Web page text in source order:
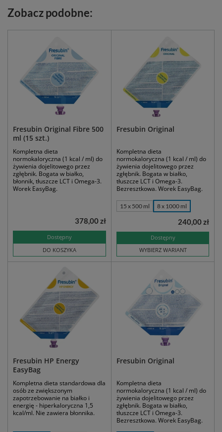
Zobacz podobne:
Fresubin Original Fibre 500
ml (15 szt.)
Kompletna dieta
normokaloryczna (1 kcal / ml) do
żywienia dojelitowego przez
zgłębnik. Bogata w białko,
błonnik, tłuszcze LCT i Omega-3.
Worek EasyBag.
Dostępny
DO KOSZYKA
378,00 zł
Fresubin Original
Kompletna dieta
normokaloryczna (1 kcal / ml) do
żywienia dojelitowego przez
zgłębnik. Bogata w białko,
tłuszcze LCT i Omega-3.
Bezresztkowa. Worek EasyBag.
15 x 500 ml 8 x 1000 ml
Dostępny
WYBIERZ WARIANT
240,00 zł
Fresubin HP Energy
EasyBag
Kompletna dieta standardowa dla
osób ze zwiększonym
zapotrzebowanie na białko i
energię - hiperkaloryczna 1,5
kcal/ml. Nie zawiera błonnika.
Fresubin Original
Kompletna dieta
normokaloryczna (1 kcal / ml) do
żywienia dojelitowego przez
zgłębnik. Bogata w białko,
tłuszcze LCT i Omega-3.
Bezresztkowa. Worek EasyBag.